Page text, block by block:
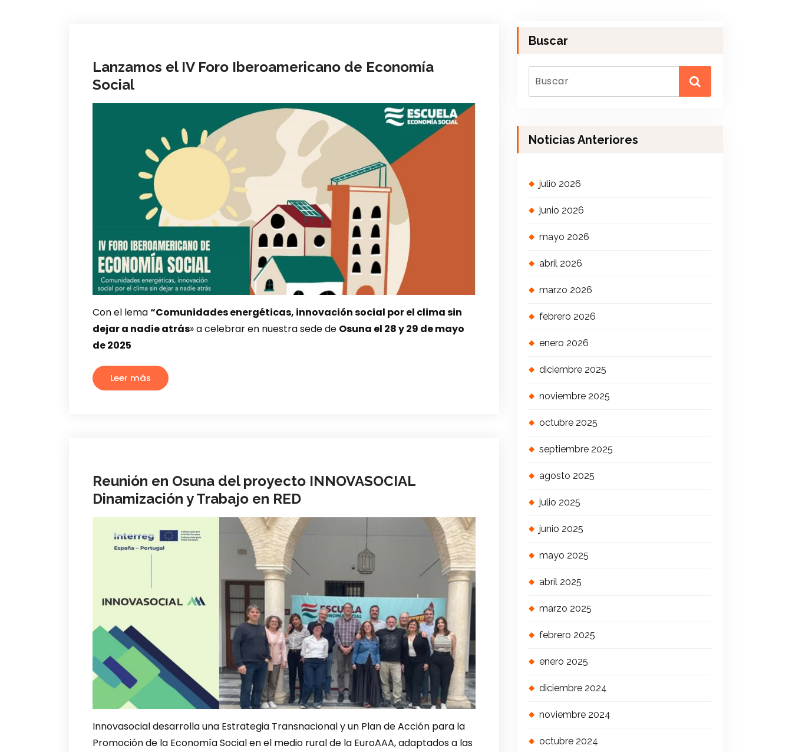
Lanzamos el IV Foro Iberoamericano de Economía
Social
Con el lema“Comunidades energéticas, innovación social por el clima sin
dejar a nadie atrás» a celebrar en nuestra sede de Osuna el 28 y 29 de mayo
de 2025
Leer más
Reunión en Osuna del proyecto INNOVASOCIAL
Dinamización y Trabajo en RED
Innovasocial desarrolla una Estrategia Transnacional y un Plan de Acción para la
Promoción de la Economía Social en el medio rural de la EuroAAA, adaptados a las
Buscar
Noticias Anteriores
julio 2026
junio 2026
mayo 2026
abril 2026
marzo 2026
febrero 2026
enero 2026
diciembre 2025
noviembre 2025
octubre 2025
septiembre 2025
agosto 2025
julio 2025
junio 2025
mayo 2025
abril 2025
marzo 2025
febrero 2025
enero 2025
diciembre 2024
noviembre 2024
octubre 2024